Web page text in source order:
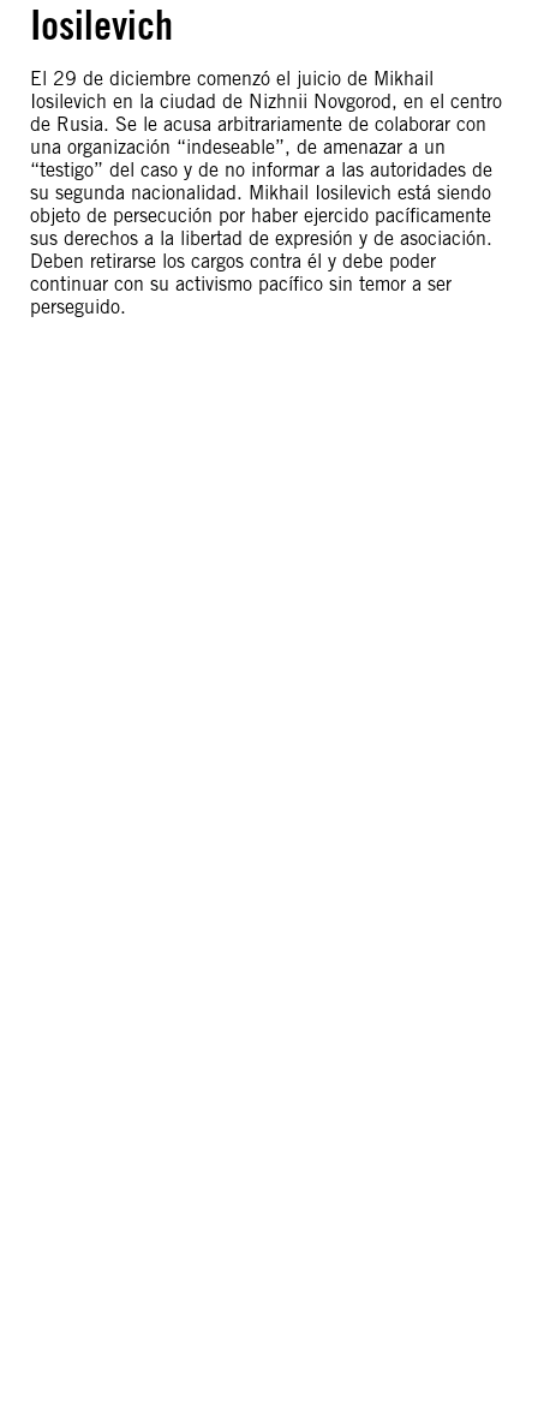
Iosilevich
El 29 de diciembre comenzó el juicio de Mikhail
Iosilevich en la ciudad de Nizhnii Novgorod, en el centro
de Rusia. Se le acusa arbitrariamente de colaborar con
una organización “indeseable”, de amenazar a un
“testigo” del caso y de no informar a las autoridades de
su segunda nacionalidad. Mikhail Iosilevich está siendo
objeto de persecución por haber ejercido pacíficamente
sus derechos a la libertad de expresión y de asociación.
Deben retirarse los cargos contra él y debe poder
continuar con su activismo pacífico sin temor a ser
perseguido.